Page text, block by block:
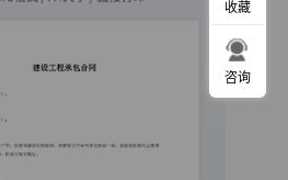
收藏
咨询